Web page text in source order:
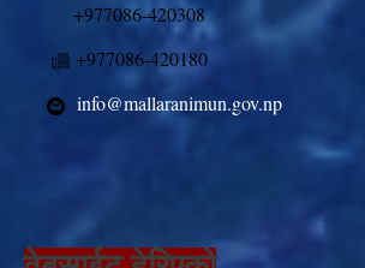
+977086-420308
+977086-420180
info@mallaranimun.gov.np